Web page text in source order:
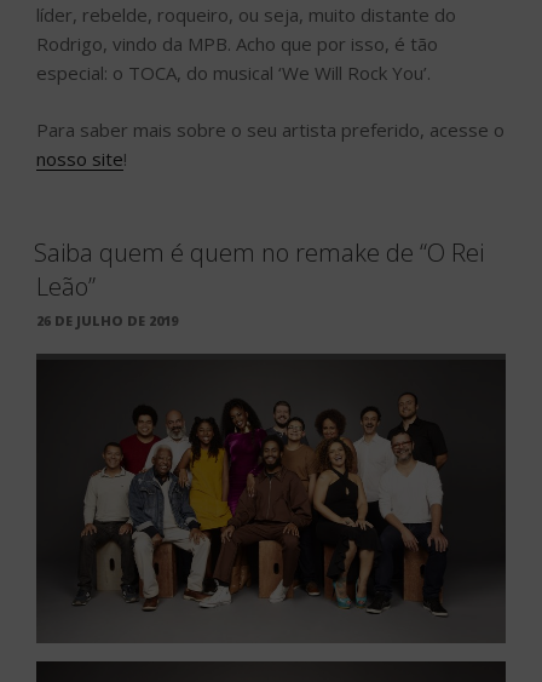
líder, rebelde, roqueiro, ou seja, muito distante do
Rodrigo, vindo da MPB. Acho que por isso, é tão
especial: o TOCA, do musical ‘We Will Rock You’.
Para saber mais sobre o seu artista preferido, acesse o
nosso site!
Saiba quem é quem no remake de “O Rei
Leão”
PUBLICADO
26 DE JULHO DE 2019